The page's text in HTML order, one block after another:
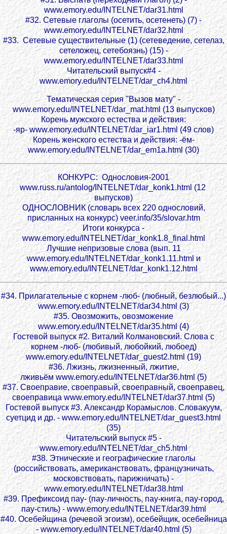
www.emory.edu/INTELNET/dar31.html
#32. Сетевые глаголы (осетить, осетенеть) (7) -
www.emory.edu/INTELNET/dar32.html
#33. Сетевые существительные (1) (сетеведение, сетелаз,
сетеложец, сетебоязнь) (15) -
www.emory.edu/INTELNET/dar33.html
Читательский выпуск#4 -
www.emory.edu/INTELNET/dar_ch4.html
Тематическая серия "Вызов мату" -
www.emory.edu/INTELNET/dar_mat.html (13 выпусков)
Корень мужского естества и действия:
-яр- www.emory.edu/INTELNET/dar_iar1.html (49 слов)
Корень женского естества и действия: -ём-
www.emory.edu/INTELNET/dar_em1a.html (30)
КОНКУРС: Однословия-2001
www.russ.ru/antolog/INTELNET/dar_konk1.html (12
выпусков)
ОДНОСЛОВНИК (словарь всех 220 однословий,
присланных на конкурс) veer.info/35/slovar.htm
Итоги конкурса -
www.emory.edu/INTELNET/dar_konk1.8_final.html
Лучшие непризовые слова (вып. 11
www.emory.edu/INTELNET/dar_konk1.11.html и
www.emory.edu/INTELNET/dar_konk1.12.html
#34. Прилагательные с корнем -люб- (любный, безлюбый...)
www.emory.edu/INTELNET/dar34.html (3)
#35. Овозможить, овозможение
www.emory.edu/INTELNET/dar35.html (4)
Гостевой выпуск #2. Виталий Колмановский. Слова с
корнем -люб- (любивый, любойкий, любоед)
www.emory.edu/INTELNET/dar_guest2.html (19)
#36. Лжизнь, лжизненный, лжитие,
лживьём www.emory.edu/INTELNET/dar36.html (5)
#37. Своеправие, своеправый, своеправный, своеправец,
своеправица www.emory.edu/INTELNET/dar37.html (5)
Гостевой выпуск #3. Александр Корамыслов. Словакуум,
суетцид и др. - www.emory.edu/INTELNET/dar_guest3.html
(35)
Читательский выпуск #5 -
www.emory.edu/INTELNET/dar_ch5.html
#38. Этнические и географические глаголы
(российствовать, американствовать, французничать,
московствовать, парижничать) -
www.emory.edu/INTELNET/dar38.html
#39. Префиксоид пау- (пау-личность, пау-книга, пау-город,
пау-стиль) - www.emory.edu/INTELNET/dar39.html
#40. Осебейщина (речевой эгоизм), oсебейщик, осебейница
- www.emory.edu/INTELNET/dar40.html (5)